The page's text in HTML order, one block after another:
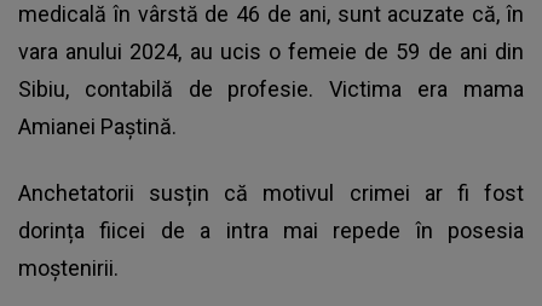
medicală în vârstă de 46 de ani, sunt acuzate că, în
vara anului 2024, au ucis o femeie de 59 de ani din
Sibiu, contabilă de profesie. Victima era mama
Amianei Paștină.
Anchetatorii susțin că motivul crimei ar fi fost
dorința fiicei de a intra mai repede în posesia
moștenirii.